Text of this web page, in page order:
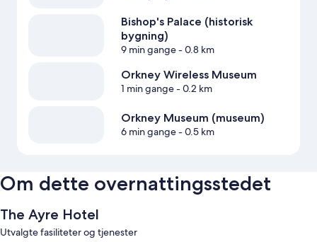
Bishop's Palace (historisk
bygning)
9 min gange- 0.8 km
Orkney Wireless Museum
1 min gange- 0.2 km
Orkney Museum (museum)
6 min gange- 0.5 km
Om dette overnattingsstedet
The Ayre Hotel
Utvalgte fasiliteter og tjenester